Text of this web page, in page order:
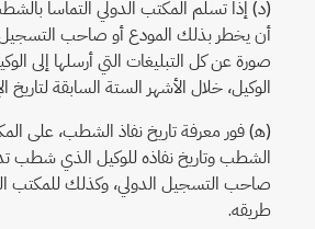
(د) إذا تسلم المكتب الدولي التماساً
أن يخطر بذلك المودع أو صاحب التسجيل
صورة عن كل التبليغات التي أرسلها إلى
الوكيل، خلال الأشهر الستة السابقة لتاريخ
(ﻫ) فور معرفة تاريخ نفاذ الشطب، على
الشطب وتاريخ نفاذه للوكيل الذي شطب
صاحب التسجيل الدولي، وكذلك للمكتب
طريقه.